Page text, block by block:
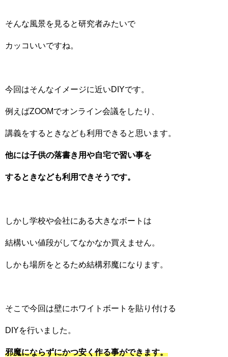
そんな風景を見ると研究者みたいで
カッコいいですね。
今回はそんなイメージに近いDIYです。
例えばZOOMでオンライン会議をしたり、
講義をするときなども利用できると思います。
他には子供の落書き用や自宅で習い事を
するときなども利用できそうです。
しかし学校や会社にある大きなボートは
結構いい値段がしてなかなか買えません。
しかも場所をとるため結構邪魔になります。
そこで今回は壁にホワイトボートを貼り付ける
DIYを行いました。
邪魔にならずにかつ安く作る事ができます。